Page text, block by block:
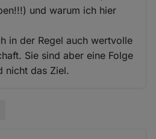
und warum ich hier
in der Regel auch wertvolle
Sie sind aber eine Folge
nicht das Ziel.